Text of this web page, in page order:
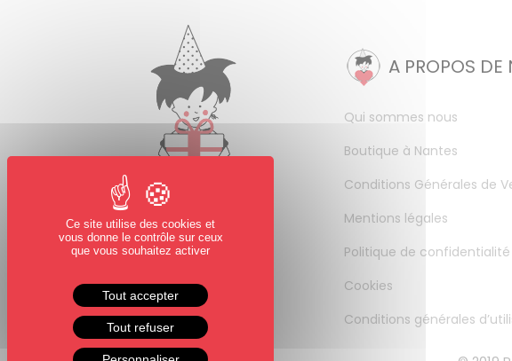
A PROPOS DE
Qui sommes nous
Boutique à Nantes
Conditions Générales de
Mentions légales
Politique de confidentialité
Cookies
Conditions générales
Ce site utilise des cookies et
vous donne le contrôle sur ceux
que vous souhaitez activer
Tout accepter
Tout refuser